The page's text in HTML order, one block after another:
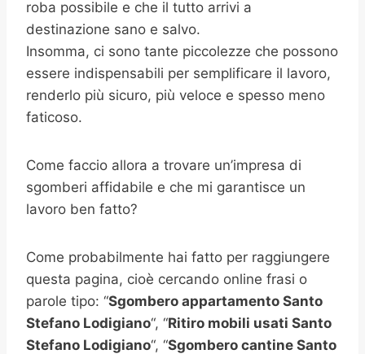
roba possibile e che il tutto arrivi a
destinazione sano e salvo.
Insomma, ci sono tante piccolezze che possono
essere indispensabili per semplificare il lavoro,
renderlo più sicuro, più veloce e spesso meno
faticoso.
Come faccio allora a trovare un’impresa di
sgomberi affidabile e che mi garantisce un
lavoro ben fatto?
Come probabilmente hai fatto per raggiungere
questa pagina, cioè cercando online frasi o
parole tipo: “Sgombero appartamento Santo
Stefano Lodigiano“, “Ritiro mobili usati Santo
Stefano Lodigiano“, “Sgombero cantine Santo